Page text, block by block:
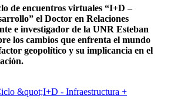
de encuentros virtuales “I+D –
el Doctor en Relaciones
e investigador de la UNR Esteban
los cambios que enfrenta el mundo
geopolítico y su implicancia en el